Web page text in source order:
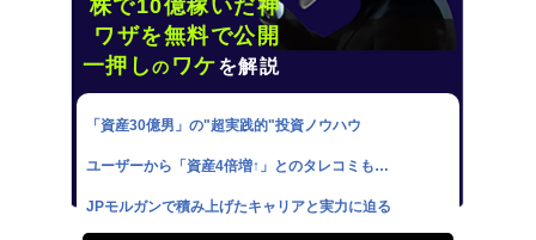
株で10億稼いだ神
ワザを無料で公開
一押しの ワケを解説
「資産30億男」の"超実践的"投資ノウハウ
ユーザーから「資産4倍増↑」とのタレコミも…
JPモルガンで積み上げたキャリアと実力に迫る